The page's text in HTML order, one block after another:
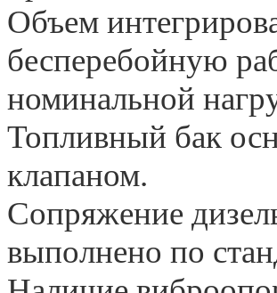
Объем
бесперебойную
номинальной
Топливный бак
клапаном.
Сопряжение
выполнено по